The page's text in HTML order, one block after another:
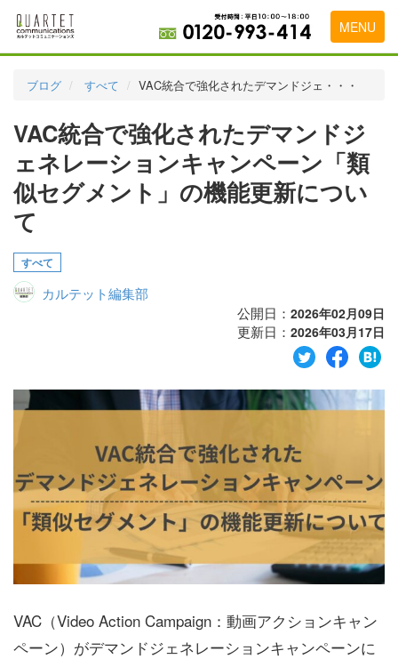
MENU
実績・お客様の声
初めて導入をお考えの方
代理店の乗り換えをお考えの方
広告代理店・HP制作会社様へ
お申し込みから運用開始までの流れ
ブログ すべて VAC統合で強化されたデマンドジェ・・・
VAC統合で強化されたデマンドジ
ェネレーションキャンペーン「類
似セグメント」の機能更新につい
て
すべて
カルテット編集部
公開日： 2026年02月09日
更新日： 2026年03月17日
VAC（Video Action Campaign：動画アクションキャン
ペーン）がデマンドジェネレーションキャンペーンに